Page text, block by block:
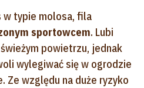
w typie molosa, fila
sportowcem. Lubi
powietrzu, jednak
wylegiwać się w ogrodzie
Ze względu na duże ryzyko